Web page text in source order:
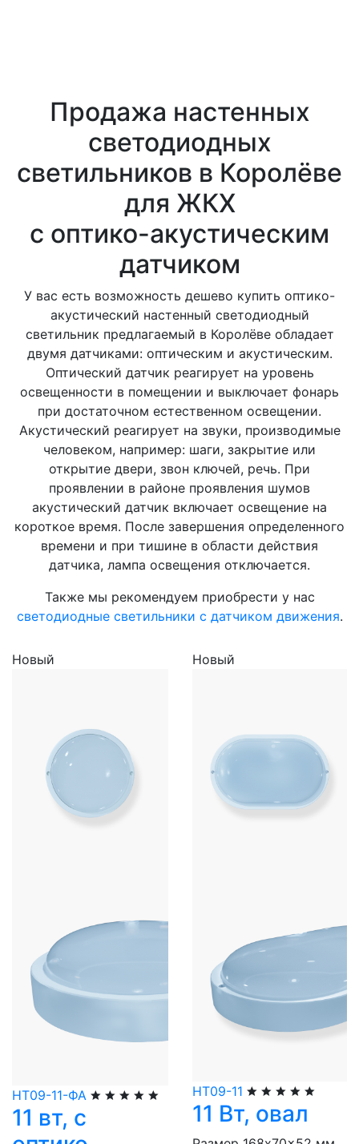
Продажа настенных
светодиодных
светильников в Королёве
для ЖКХ
с оптико-акустическим
датчиком
У вас есть возможность дешево купить оптико-
акустический настенный светодиодный
светильник предлагаемый в Королёве обладает
двумя датчиками: оптическим и акустическим.
Оптический датчик реагирует на уровень
освещенности в помещении и выключает фонарь
при достаточном естественном освещении.
Акустический реагирует на звуки, производимые
человеком, например: шаги, закрытие или
открытие двери, звон ключей, речь. При
проявлении в районе проявления шумов
акустический датчик включает освещение на
короткое время. После завершения определенного
времени и при тишине в области действия
датчика, лампа освещения отключается.
Также мы рекомендуем приобрести у нас
светодиодные светильники с датчиком движения.
Новый
НТ09-11-ФА
11 вт, с
Новый
НТ09-11
11 Вт, овал